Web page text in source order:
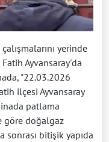
yerinde
Ayvansaray'da
"22.03.2026
ilçesi Ayvansaray
patlama
göre doğalgaz
bitişik yapıda